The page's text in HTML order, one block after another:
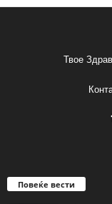
Твое
Повеќе вести